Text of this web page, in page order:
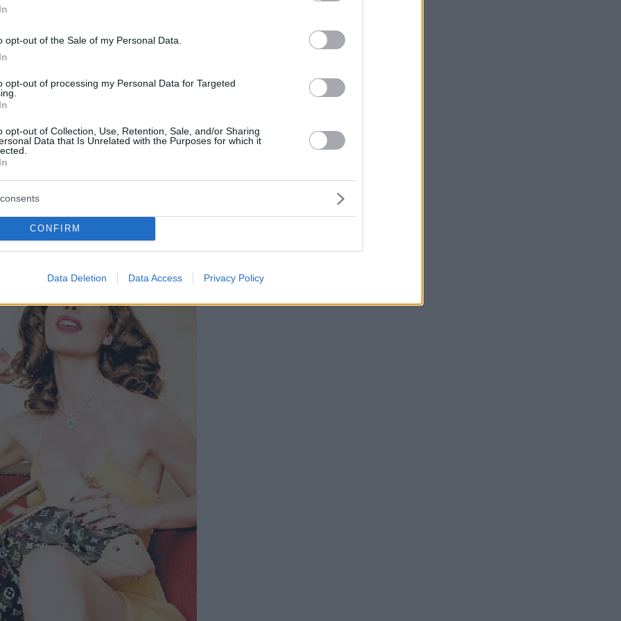
opt-out of the Sale of my Personal Data.
opt-out of processing my Personal Data for Targeted
opt-out of Collection, Use, Retention, Sale, and/or Sharing
Data that Is Unrelated with the Purposes for which it
CONFIRM
Data Deletion Data Access Privacy Policy
οι Ελληνίδες είχαν ταμπού απέναντι στα
γι’ αυτό και δεν τα αγόραζαν. Σήμερα
ότι πρόκειται για μια διεθνή τάση την
με άνεση σε τέτοιου είδους καταστήματα
πουλήσουν όσο και για ν’ αγοράσουν. Πολλές
κυρίες δεν το κάνουν μόνο για
λόγους. Για παράδειγμα, προχθές μας
μια κυρία φέρνοντάς μας 20 τσάντες
τις με άλλες καθώς τις είχε βαρεθεί».